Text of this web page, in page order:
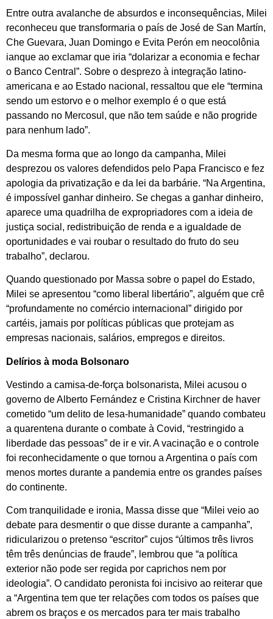
Entre outra avalanche de absurdos e inconsequências, Milei
reconheceu que transformaria o país de José de San Martín,
Che Guevara, Juan Domingo e Evita Perón em neocolônia
ianque ao exclamar que iria “dolarizar a economia e fechar
o Banco Central”. Sobre o desprezo à integração latino-
americana e ao Estado nacional, ressaltou que ele “termina
sendo um estorvo e o melhor exemplo é o que está
passando no Mercosul, que não tem saúde e não progride
para nenhum lado”.
Da mesma forma que ao longo da campanha, Milei
desprezou os valores defendidos pelo Papa Francisco e fez
apologia da privatização e da lei da barbárie. “Na Argentina,
é impossível ganhar dinheiro. Se chegas a ganhar dinheiro,
aparece uma quadrilha de expropriadores com a ideia de
justiça social, redistribuição de renda e a igualdade de
oportunidades e vai roubar o resultado do fruto do seu
trabalho”, declarou.
Quando questionado por Massa sobre o papel do Estado,
Milei se apresentou “como liberal libertário”, alguém que crê
“profundamente no comércio internacional” dirigido por
cartéis, jamais por políticas públicas que protejam as
empresas nacionais, salários, empregos e direitos.
Delírios à moda Bolsonaro
Vestindo a camisa-de-força bolsonarista, Milei acusou o
governo de Alberto Fernández e Cristina Kirchner de haver
cometido “um delito de lesa-humanidade” quando combateu
a quarentena durante o combate à Covid, “restringido a
liberdade das pessoas” de ir e vir. A vacinação e o controle
foi reconhecidamente o que tornou a Argentina o país com
menos mortes durante a pandemia entre os grandes países
do continente.
Com tranquilidade e ironia, Massa disse que “Milei veio ao
debate para desmentir o que disse durante a campanha”,
ridicularizou o pretenso “escritor” cujos “últimos três livros
têm três denúncias de fraude”, lembrou que “a política
exterior não pode ser regida por caprichos nem por
ideologia”. O candidato peronista foi incisivo ao reiterar que
a “Argentina tem que ter relações com todos os países que
abrem os braços e os mercados para ter mais trabalho